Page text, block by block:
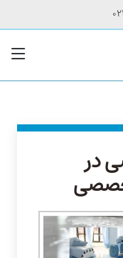
در